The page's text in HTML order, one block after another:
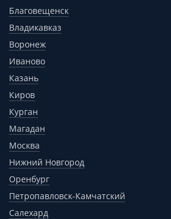
Благовещенск
Владикавказ
Воронеж
Иваново
Казань
Киров
Курган
Магадан
Москва
Нижний Новгород
Оренбург
Петропавловск-Камчатский
Салехард